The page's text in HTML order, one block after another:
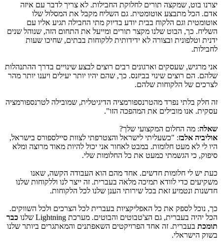
יצרנו בוט, שמקצה תורים לחלוקת החבילות. לא צריך לדבר עם איזה
אדם. הכל מתבצע אוטומטית. גם השליח מקבל את המסלול שלו
אוטומטית וגם הלקוח בבית יודע בדיוק מתי החבילה תגיע אליו עם
השליח. כך, הבוט שלנו מקצר תורים ומייעל את התחום הזה, שנוהל שנים
ידנית וטלפונית ובצורה לא ידידותית ללקוחות בבתים, שחיכו שעות
לחבילות.
אני מרגיש, שעסקים וארגונים רבים רוצים לבצע שינויים בדרך ההתנהלות
שלהם. הם רוצים שינוי בביזנס. כך, שהם יהיו יותר יעילים ויענו יותר מהר
לצרכים של הלקוחות שלהם.
זה חלק בלתי נפרד מהטרנספורמציה הדיגיטלית, שמובילה לטרנספורמציה
עסקית. אנו מובילים את המהפכה הזו".
שאלה: מה החלום המקצועי שלך?
אוליביה אלבז: "כשעליתי לישראל והצטרפתי לצוות סיילספורס בישראל,
היו לי לא מעט חלומות. במבט לאחור אני יכול להיות מאוד מרוצה ומלא
סיפוק, כי הגשמתי כמעט את כל החלומות שלי.
כעת יש לי חלומות חדשים. אחד מהם הוא העבודה הקשה, שאנו
משקיעים כדי לוודא תמיכה מלאה בעברית. זה ייצר לנו וללקוחות שלנו
חדשנות ונטמיע זאת בכל שירותי הענן שלנו לכל הלקוחות.
כך, נוכל לספק את כל האפליקציות בעברית לכל הצרכים ולכל השווקים.
הכל יהיה בעברית, גם הצ'טבוטים והבוטים. מערכת Lightning שלנו כבר
תומכת בעברית. זה אחד הפרויקטים השאפתנים והמאתגרים ביותר שלנו
בשוק הישראלי.